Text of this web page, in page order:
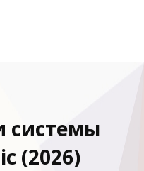
системы
(2026)